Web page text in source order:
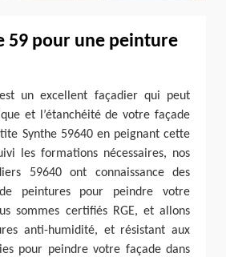
59 pour une peinture
un excellent façadier qui peut
et l’étanchéité de votre façade
Synthe 59640 en peignant cette
les formations nécessaires, nos
59640 ont connaissance des
peintures pour peindre votre
sommes certifiés RGE, et allons
anti-humidité, et résistant aux
pour peindre votre façade dans